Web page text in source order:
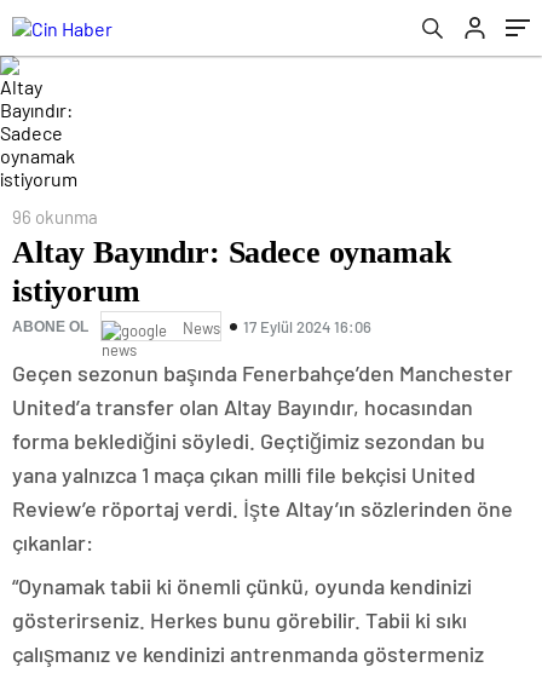
96 okunma
Altay Bayındır: Sadece oynamak
istiyorum
ABONE OL News 17 Eylül 2024 16:06
Geçen sezonun başında Fenerbahçe’den Manchester
United’a transfer olan Altay Bayındır, hocasından
forma beklediğini söyledi. Geçtiğimiz sezondan bu
yana yalnızca 1 maça çıkan milli file bekçisi United
Review’e röportaj verdi. İşte Altay’ın sözlerinden öne
çıkanlar:
“Oynamak tabii ki önemli çünkü, oyunda kendinizi
gösterirseniz. Herkes bunu görebilir. Tabii ki sıkı
çalışmanız ve kendinizi antrenmanda göstermeniz